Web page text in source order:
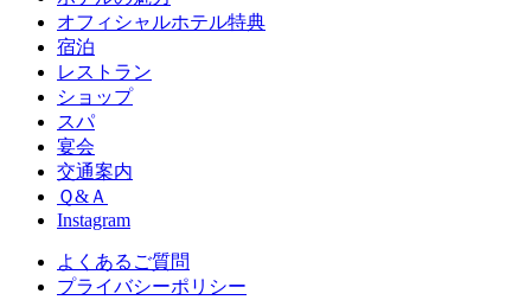
オフィシャルホテル特典
宿泊
レストラン
ショップ
スパ
宴会
交通案内
Ｑ&Ａ
Instagram
よくあるご質問
プライバシーポリシー